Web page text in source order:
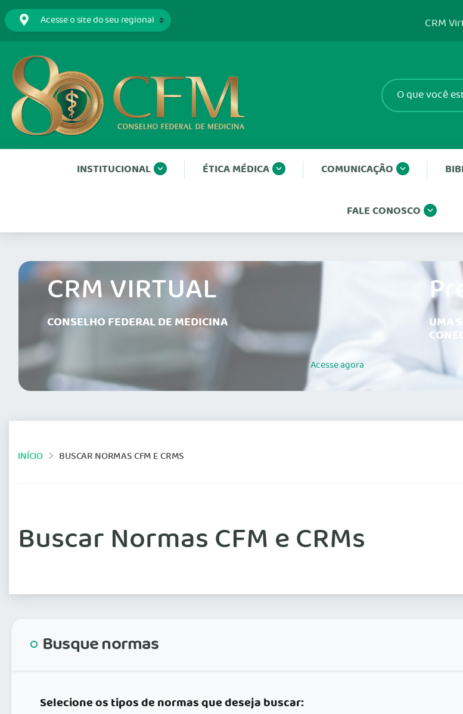
CRM
INSTITUCIONAL ÉTICA MÉDICA COMUNICAÇÃO
FALE CONOSCO
CRM VIRTUAL
CONSELHO FEDERAL DE MEDICINA
Acesseagora
UMA
INÍCIO BUSCAR NORMAS CFM E CRMS
Buscar Normas CFM e CRMs
Busque normas
Selecione os tipos de normas que deseja buscar: